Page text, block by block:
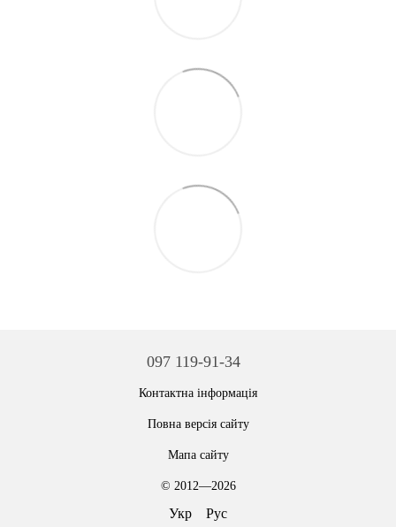
097 119-91-34
Контактна інформація
Повна версія сайту
Мапа сайту
© 2012—2026
Укр Рус